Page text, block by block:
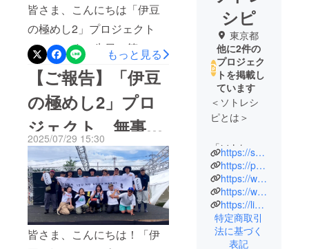
た！
皆さま、こんにちは「伊豆
の極めし2」プロジェクト
チームです。先日、第一弾
の発送が完了いたしました
ので、ご報告させていただ
きます。すでにお手元に届
いた方や、早速ご堪能いた
だいた方もいらっしゃるか
もしれません。ぜひ、伊豆
の食の魅力を感じながらお
召し上がりいただければ嬉
しいです。また、今回はご
支援への感謝を込めて、全
もっと見る
【ご報告】「伊豆
の極めし2」プロ
ジェクト、無事に
終了しました！
2025/07/29 15:30
皆さま、こんにちは！「伊
シピ
東京都
他に2件の
プロジェク
トを掲載し
ています
＜ソトレシ
ピとは＞
「ソトレシ
ピ」は、
『HAVE A
DELICIOUS
CAMP！』を
テーマに自
然の中で美
https://sotorecipe.com/
https://products.sotorecipe.com/
https://www.instagram.com/sotorecipe/
https://www.youtube.com/@sotorecipeTV
https://liff.line.me/2003001235-9jJDmnge/inflow-routes/959e9191b18f7f322f05
特定商取引
法に基づく
表記